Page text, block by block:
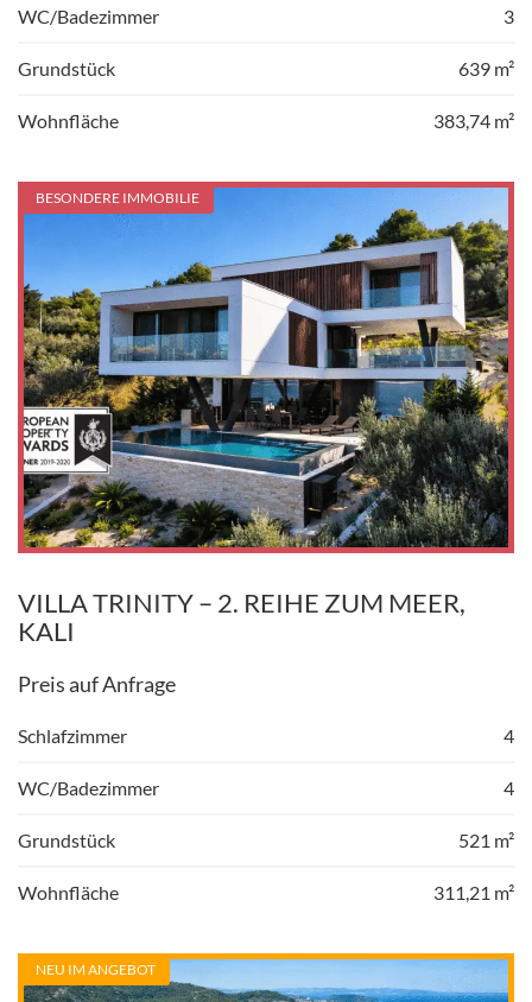
WC/Badezimmer 3
Grundstück 639 m²
Wohnfläche 383,74 m²
BESONDERE IMMOBILIE
VILLA TRINITY – 2. REIHE ZUM MEER,
KALI
Preis auf Anfrage
Schlafzimmer 4
WC/Badezimmer 4
Grundstück 521 m²
Wohnfläche 311,21 m²
NEU IM ANGEBOT